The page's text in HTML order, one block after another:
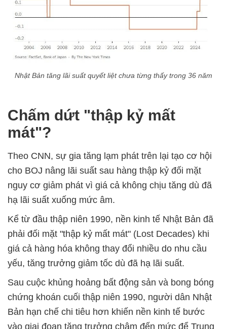
Nhật Bản tăng lãi suất quyết liệt chưa từng thấy trong 36 năm
Chấm dứt "thập kỷ mất
mát"?
Theo CNN, sự gia tăng lạm phát trên lại tạo cơ hội
cho BOJ nâng lãi suất sau hàng thập kỷ đối mặt
nguy cơ giảm phát vì giá cả không chịu tăng dù đã
hạ lãi suất xuống mức âm.
Kể từ đầu thập niên 1990, nền kinh tế Nhật Bản đã
phải đối mặt "thập kỷ mất mát" (Lost Decades) khi
giá cả hàng hóa không thay đổi nhiều do nhu cầu
yếu, tăng trưởng giảm tốc dù đã hạ lãi suất.
Sau cuộc khủng hoảng bất động sản và bong bóng
chứng khoán cuối thập niên 1990, người dân Nhật
Bản hạn chế chi tiêu hơn khiến nền kinh tế bước
vào giai đoạn tăng trưởng chậm đến mức để Trung